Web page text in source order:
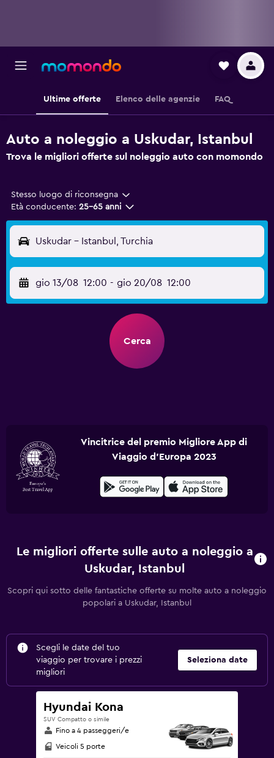
Ultime offerte Elenco delle agenzie FAQ
Auto a noleggio a Uskudar, Istanbul
Trova le migliori offerte sul noleggio auto con momondo
Stesso luogo di riconsegna
Età conducente: 25-65 anni
Uskudar - Istanbul, Turchia
gio 13/08 12:00 - gio 20/08 12:00
Cerca
Vincitrice del premio Migliore App di
Viaggio d'Europa 2023
Le migliori offerte sulle auto a noleggio a
Uskudar, Istanbul
Scopri qui sotto delle fantastiche offerte su molte auto a noleggio
popolari a Uskudar, Istanbul
Scegli le date del tuo
viaggio per trovare i prezzi
migliori
Seleziona date
Hyundai Kona
SUV Compatto o simile
Fino a 4 passeggeri/e
Veicoli 5 porte